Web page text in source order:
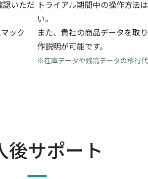
いただ
ック
トライアル期間中の操作方法
い。
また、貴社の商品データを取
作説明が可能です。
※在庫データや残高データの移行
後サポート